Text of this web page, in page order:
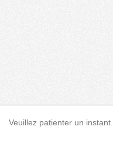
Veuillez patienter un